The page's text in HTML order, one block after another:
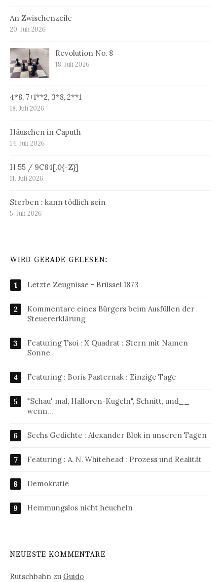
An Zwischenzeile
20. Juli 2026
Revolution No. 8
18. Juli 2026
4*8, 7+1**2, 3*8, 2**1
18. Juli 2026
Häuschen in Caputh
14. Juli 2026
H 55 / 9C84[.0{-Z}]
11. Juli 2026
Sterben : kann tödlich sein
5. Juli 2026
WIRD GERADE GELESEN:
Letzte Zeugnisse - Brüssel 1873
Kommentare eines Bürgers beim Ausfüllen der
Steuererklärung
Featuring Tsoi : X Quadrat : Stern mit Namen
Sonne
Featuring : Boris Pasternak : Einzige Tage
"Schau' mal, Halloren-Kugeln", Schnitt, und__
wenn…
Sechs Gedichte : Alexander Blok in unseren Tagen
Featuring : A. N. Whitehead : Prozess und Realität
Demokratie
Hemmungslos nicht heucheln
NEUESTE KOMMENTARE
Rutschbahn zu Guido